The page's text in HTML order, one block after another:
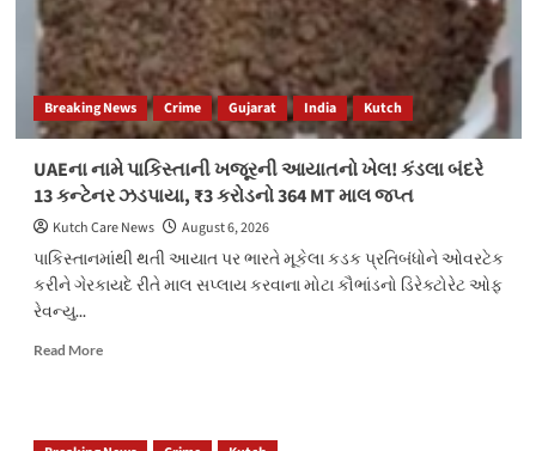
Breaking News Crime Gujarat India Kutch
UAEના નામે પાકિસ્તાની ખજૂરની આયાતનો ખેલ! કંડલા બંદરે
13 કન્ટેનર ઝડપાયા, ₹3 કરોડનો 364 MT માલ જપ્ત
Kutch Care News
August 6, 2026
પાકિસ્તાનમાંથી થતી આયાત પર ભારતે મૂકેલા કડક પ્રતિબંધોને ઓવરટેક
કરીને ગેરકાયદે રીતે માલ સપ્લાય કરવાના મોટા કૌભાંડનો ડિરેક્ટોરેટ ઓફ
રેવન્યુ...
Read MoreRead
નામે